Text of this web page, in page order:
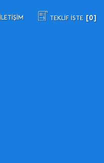
İLETIŞIM TEKLİF İSTE 0